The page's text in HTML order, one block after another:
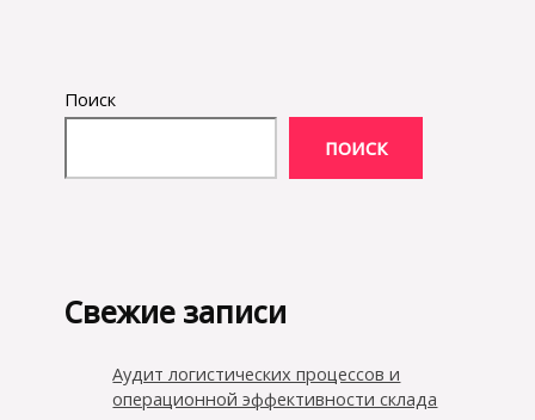
Поиск
ПОИСК
Свежие записи
Аудит логистических процессов и
операционной эффективности склада